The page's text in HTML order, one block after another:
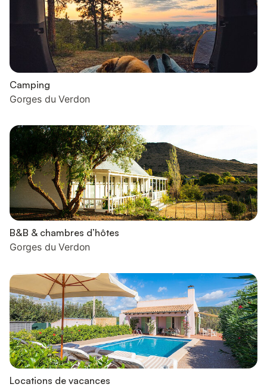
Camping
Gorges du Verdon
B&B & chambres d’hôtes
Gorges du Verdon
Locations de vacances